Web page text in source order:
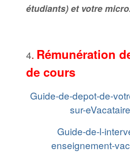
étudiants) et votre
4. Rémunération
de cours
Guide-de-depot-de-
sur-
Guide-de-l-
enseignement-